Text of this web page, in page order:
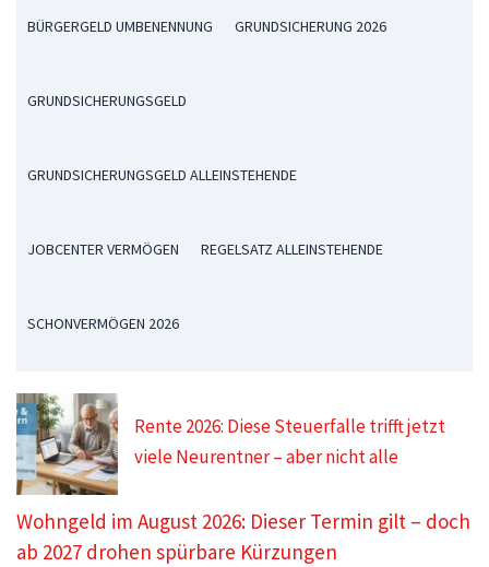
BÜRGERGELD UMBENENNUNG GRUNDSICHERUNG 2026
GRUNDSICHERUNGSGELD
GRUNDSICHERUNGSGELD ALLEINSTEHENDE
JOBCENTER VERMÖGEN REGELSATZ ALLEINSTEHENDE
SCHONVERMÖGEN 2026
Rente 2026: Diese Steuerfalle trifft jetzt
viele Neurentner – aber nicht alle
Wohngeld im August 2026: Dieser Termin gilt – doch
ab 2027 drohen spürbare Kürzungen